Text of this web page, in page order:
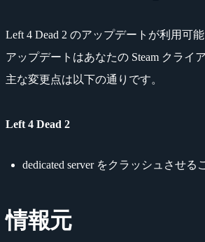
Left 4 Dead 2 のアップデートが利用可
アップデートはあなたの Steam クライ
主な変更点は以下の通りです。
Left 4 Dead 2
dedicated server をクラッシュさせ
情報元